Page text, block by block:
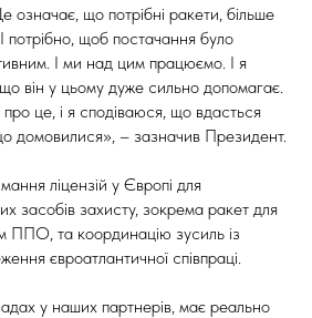
означає, що потрібні ракети, більше
потрібно, щоб постачання було
І ми над цим працюємо. І я
він у цьому дуже сильно допомагає.
це, і я сподіваюся, що вдасться
домовилися», – зазначив Президент.
ліцензій у Європі для
засобів захисту, зокрема ракет для
ППО, та координацію зусиль із
євроатлантичної співпраці.
у наших партнерів, має реально